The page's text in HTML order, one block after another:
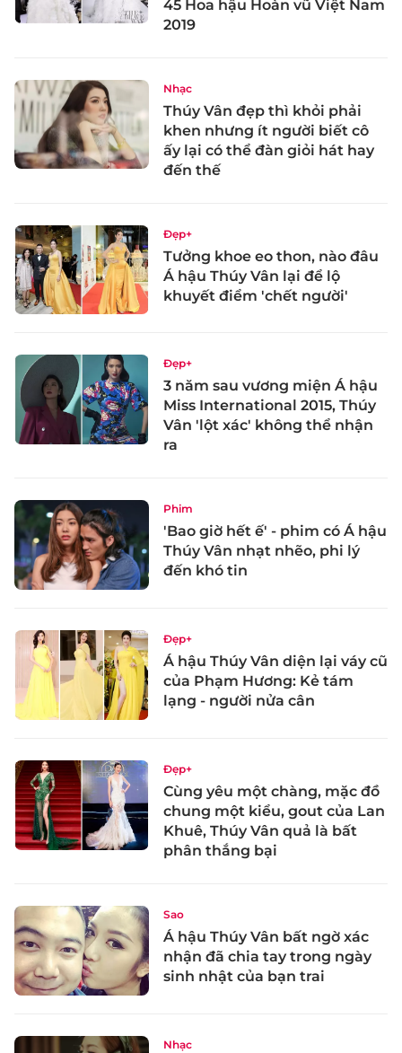
45 Hoa hậu Hoàn vũ Việt Nam
2019
Nhạc
Thúy Vân đẹp thì khỏi phải
khen nhưng ít người biết cô
ấy lại có thể đàn giỏi hát hay
đến thế
Đẹp+
Tưởng khoe eo thon, nào đâu
Á hậu Thúy Vân lại để lộ
khuyết điểm 'chết người'
Đẹp+
3 năm sau vương miện Á hậu
Miss International 2015, Thúy
Vân 'lột xác' không thể nhận
ra
Phim
'Bao giờ hết ế' - phim có Á hậu
Thúy Vân nhạt nhẽo, phi lý
đến khó tin
Đẹp+
Á hậu Thúy Vân diện lại váy cũ
của Phạm Hương: Kẻ tám
lạng - người nửa cân
Đẹp+
Cùng yêu một chàng, mặc đồ
chung một kiểu, gout của Lan
Khuê, Thúy Vân quả là bất
phân thắng bại
Sao
Á hậu Thúy Vân bất ngờ xác
nhận đã chia tay trong ngày
sinh nhật của bạn trai
Nhạc